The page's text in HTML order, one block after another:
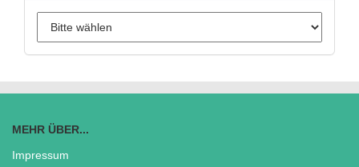
MEHR ÜBER...
Impressum